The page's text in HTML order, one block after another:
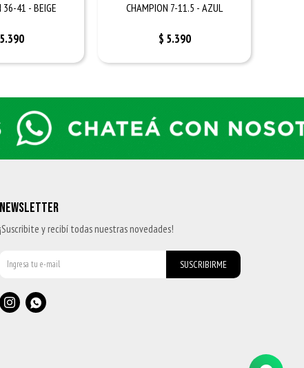
36-41 - BEIGE
5.390
CHAMPION 7-11.5 - AZUL
$ 5.390
NEWSLETTER
¡Suscribite y recibí todas nuestras novedades!
SUSCRIBIRME
 